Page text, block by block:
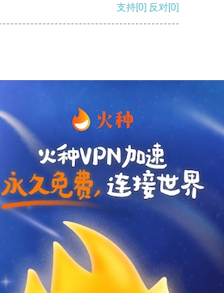
支持[0] 反对[0]
支持 [0] 反对 [0]
支持